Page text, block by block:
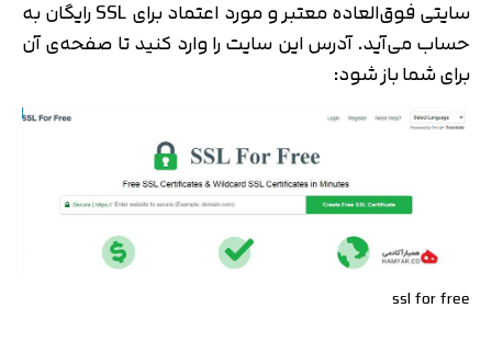
سایتی فوق‌العاده معتبر و مورد اعتماد برای SSL رایگان به
حساب می‌آید. آدرس این سایت را وارد کنید تا صفحه‌ی آن
برای شما باز شود:
ssl for free
تایید کد
متوجه شدم